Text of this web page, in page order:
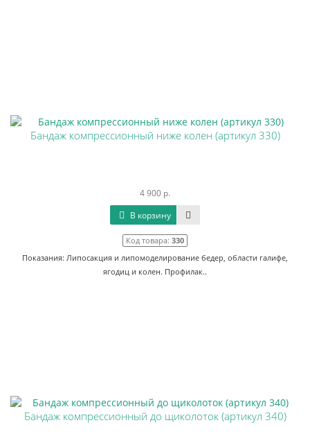
Бандаж компрессионный ниже колен (артикул 330)
4 900 р.
В корзину
Код товара: 330
Показания: Липосакция и липомоделирование бедер, области галифе,
ягодиц и колен. Профилак..
Бандаж компрессионный до щиколоток (артикул 340)